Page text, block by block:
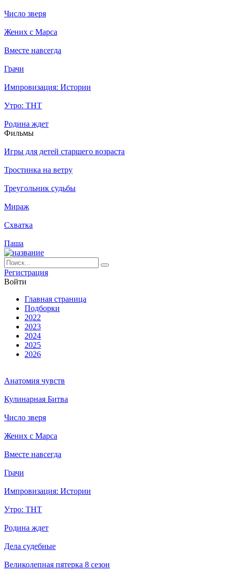
Число зверя
Жених с Марса
Вместе навсегда
Грачи
Импровизация: Истории
Утро: ТНТ
Родина ждет
Филь­мы
Игры для детей старшего возраста
Тростинка на ветру
Треугольник судьбы
Мираж
Схватка
Паша
Ре­ги­ст­ра­ция
Вой­ти
Глав­ная стра­ни­ца
Подборки
2022
2023
2024
2025
2026
Анатомия чувств
Кулинарная Битва
Число зверя
Жених с Марса
Вместе навсегда
Грачи
Импровизация: Истории
Утро: ТНТ
Родина ждет
Дела судебные
Великолепная пятерка 8 сезон